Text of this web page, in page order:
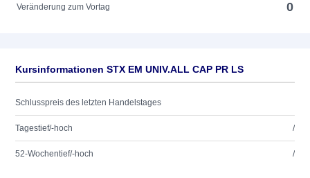
Veränderung zum Vortag 0
Kursinformationen STX EM UNIV.ALL CAP PR LS
Schlusspreis des letzten Handelstages
Tagestief/-hoch /
52-Wochentief/-hoch /